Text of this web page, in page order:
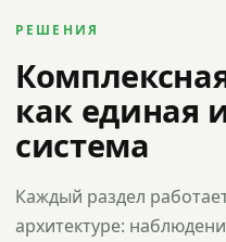
РЕШЕНИЯ
как единая
система
Каждый раздел
архитектуре: